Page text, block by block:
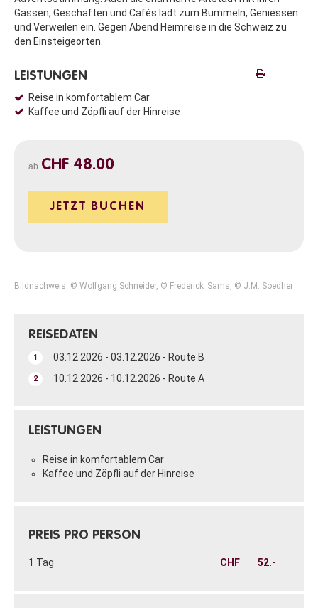
Gassen, Geschäften und Cafés lädt zum Bummeln, Geniessen
und Verweilen ein. Gegen Abend Heimreise in die Schweiz zu
den Einsteigeorten.
LEISTUNGEN
Reise in komfortablem Car
Kaffee und Zöpfli auf der Hinreise
ab CHF 48.00
JETZT BUCHEN
Bildnachweis: © Wolfgang Schneider, © Frederick_Sams, © J.M. Soedher
REISEDATEN
1 03.12.2026 - 03.12.2026 - Route B
2 10.12.2026 - 10.12.2026 - Route A
LEISTUNGEN
Reise in komfortablem Car
Kaffee und Zöpfli auf der Hinreise
PREIS PRO PERSON
1 Tag CHF 52.-